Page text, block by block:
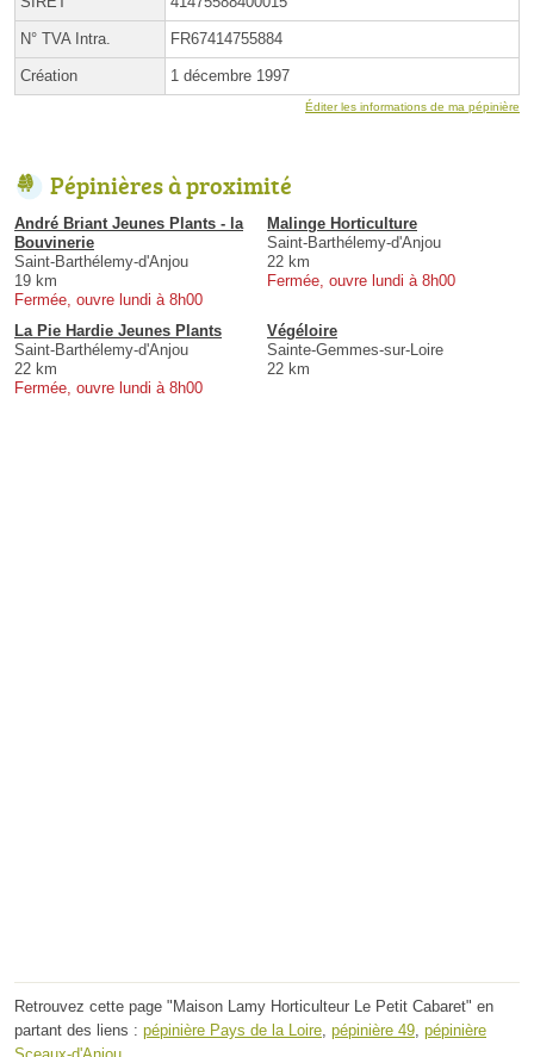
N° TVA Intra. FR67414755884
Création 1 décembre 1997
Éditer les informations de ma pépinière
Pépinières à proximité
André Briant Jeunes Plants - la
Bouvinerie
Saint-Barthélemy-d'Anjou
19 km
Fermée, ouvre lundi à 8h00
Malinge Horticulture
Saint-Barthélemy-d'Anjou
22 km
Fermée, ouvre lundi à 8h00
La Pie Hardie Jeunes Plants
Saint-Barthélemy-d'Anjou
22 km
Fermée, ouvre lundi à 8h00
Végéloire
Sainte-Gemmes-sur-Loire
22 km
Retrouvez cette page "Maison Lamy Horticulteur Le Petit Cabaret" en
partant des liens : pépinière Pays de la Loire pépinière 49 pépinière